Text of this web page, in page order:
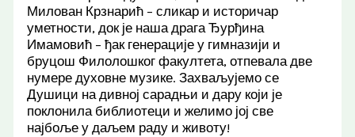
Милован Крзнарић – сликар и историчар
уметности, док је наша драга Ђурђина
Имамовић – ђак генерације у гимназији и
бруцош Филолошког факултета, отпевала две
нумере духовне музике. Захваљујемо се
Душици на дивној сарадњи и дару који је
поклонила библиотеци и желимо јој све
најбоље у даљем раду и животу!